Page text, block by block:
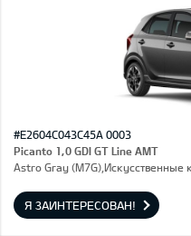
#E2604C043C45A 0003
Picanto 1,0 GDI GT Line AMT
Astro Gray
Я ЗАИНТЕРЕСОВАН!